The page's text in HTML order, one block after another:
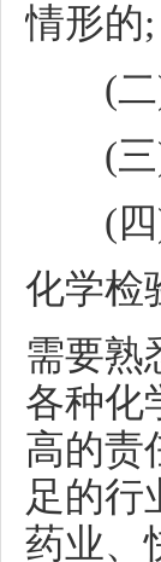
情形的;
(
(
(
化学检
需要熟
各种化
高的责
足的行
药业、